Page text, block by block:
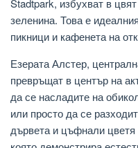
Stadtpark, избухват в
зеленина. Това е
пикници и кафенета на
Езерата Алстер,
превръщат в център на
да се насладите на
или просто да се
дървета и цъфнали цветя